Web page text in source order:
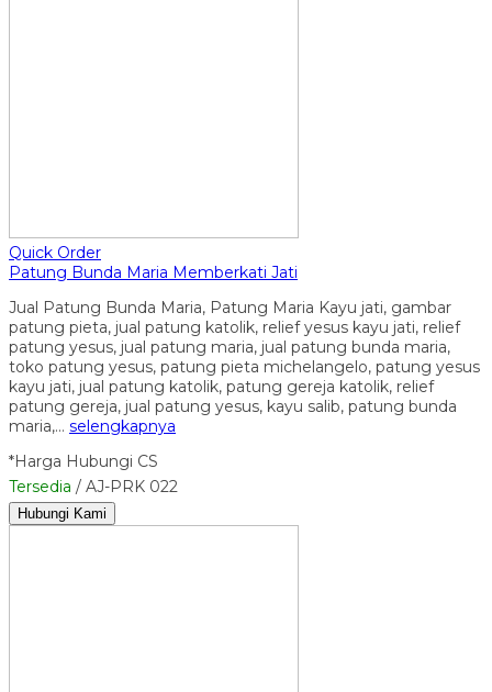
Quick Order
Patung Bunda Maria Memberkati Jati
Jual Patung Bunda Maria, Patung Maria Kayu jati, gambar
patung pieta, jual patung katolik, relief yesus kayu jati, relief
patung yesus, jual patung maria, jual patung bunda maria,
toko patung yesus, patung pieta michelangelo, patung yesus
kayu jati, jual patung katolik, patung gereja katolik, relief
patung gereja, jual patung yesus, kayu salib, patung bunda
maria,… selengkapnya
*Harga Hubungi CS
Tersedia / AJ-PRK 022
Hubungi Kami